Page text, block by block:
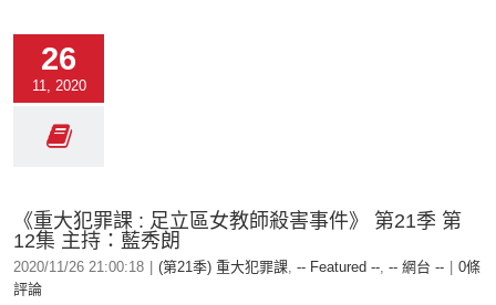
26
11, 2020
《重大犯罪課 : 足立區女教師殺害事件》 第21季 第
12集 主持：藍秀朗
2020/11/26 21:00:18 (第21季) 重大犯罪課, -- Featured --, -- 網台 --
0條
評論